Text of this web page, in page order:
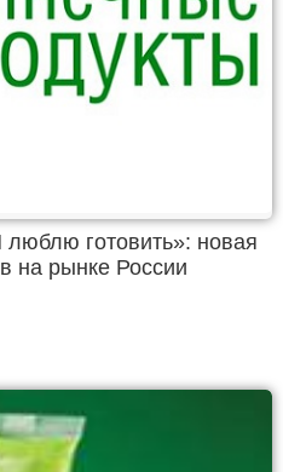
готовить»: новая
на рынке России